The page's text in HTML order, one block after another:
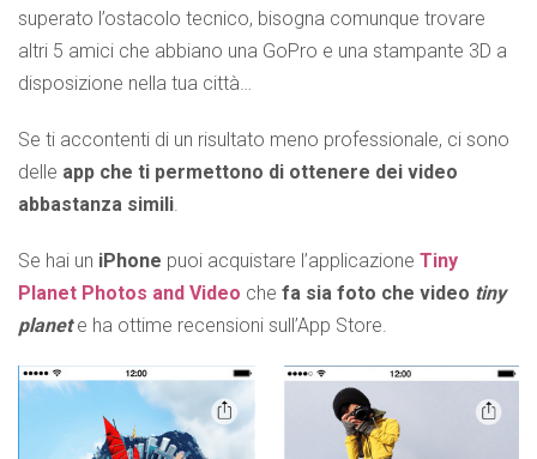
superato l’ostacolo tecnico, bisogna comunque trovare
altri 5 amici che abbiano una GoPro e una stampante 3D a
disposizione nella tua città…
Se ti accontenti di un risultato meno professionale, ci sono
delle app che ti permettono di ottenere dei video
abbastanza simili.
Se hai un iPhone puoi acquistare l’applicazione Tiny
Planet Photos and Video che fa sia foto che video tiny
planete ha ottime recensioni sull’App Store.